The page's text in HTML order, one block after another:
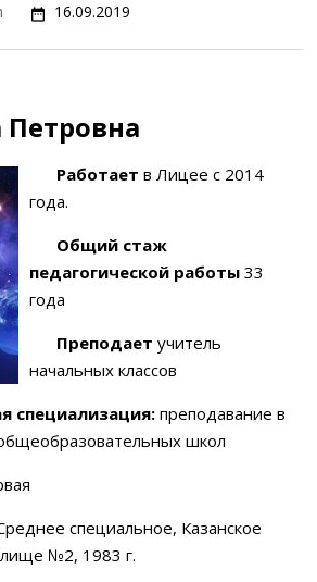
16.09.2019
Петровна
Работает в Лицее с 2014
года.
Общий стаж
педагогической работы 33
года
Преподает учитель
начальных классов
специализация: преподавание в
школ
специальное, Казанское
№2, 1983 г.